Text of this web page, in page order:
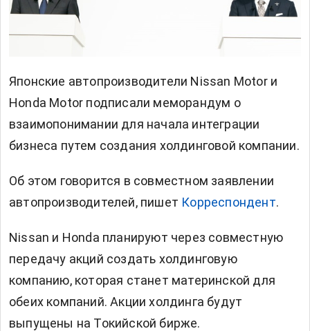
Японские автопроизводители Nissan Motor и
Honda Motor подписали меморандум о
взаимопонимании для начала интеграции
бизнеса путем создания холдинговой компании.
Об этом говорится в совместном заявлении
автопроизводителей, пишет Корреспондент.
Nissan и Honda планируют через совместную
передачу акций создать холдинговую
компанию, которая станет материнской для
обеих компаний. Акции холдинга будут
выпущены на Токийской бирже.